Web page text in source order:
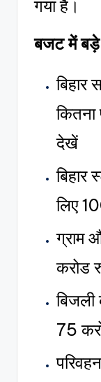
गया है।
बजट में बड़े
बिहार
कितना
देखें
लिए
ग्राम
करोड
75